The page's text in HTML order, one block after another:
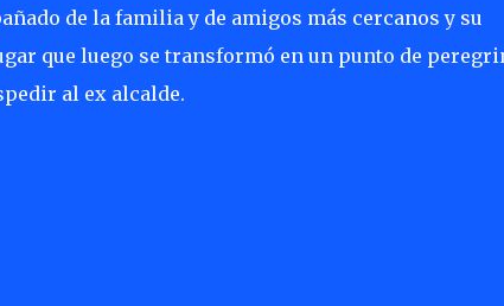
de la familia y de amigos más cercanos y su
que luego se transformó en un punto de
al ex alcalde.